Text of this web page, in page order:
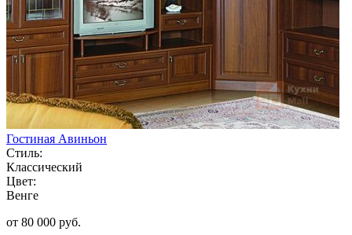
Гостиная Авиньон
Стиль:
Классический
Цвет:
Венге
от 80 000 руб.